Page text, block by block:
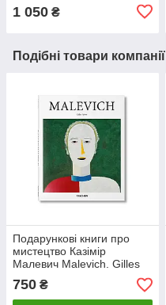
1 050 ₴
Подібні товари компанії
Подарункові книги про
мистецтво Казімір
Малевич Malevich. Gilles
Néret, Taschen Книги для
художників про живопис
750 ₴